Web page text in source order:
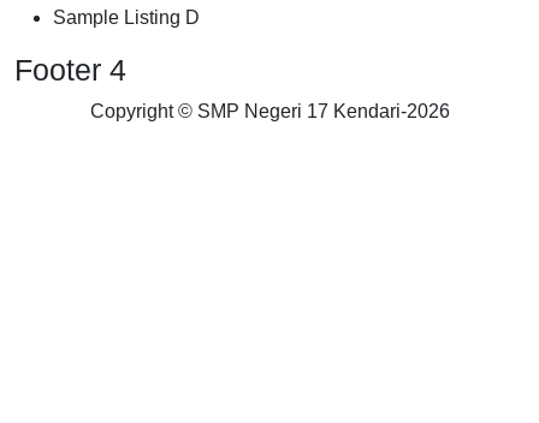
Sample Listing D
Footer 4
Copyright © SMP Negeri 17 Kendari-2026